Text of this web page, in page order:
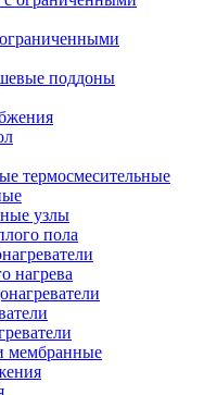
поддоны
термосмесительные
узлы
пола
нагрева
мембранные